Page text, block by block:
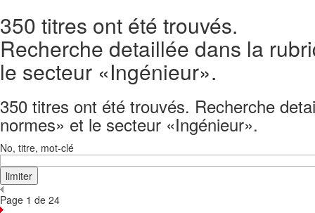
350 titres ont été trouvés.
Recherche detaillée dans la
le secteur «Ingénieur».
350 titres ont été trouvés. Recherche
normes» et le secteur «Ingénieur».
No, titre, mot-clé
Page 1 de 24